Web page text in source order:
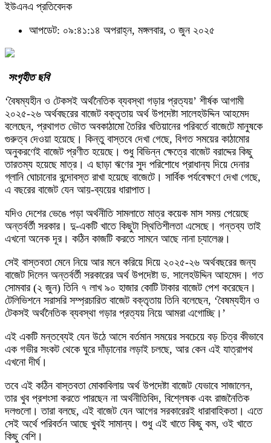
ইউএনএ প্রতিবেদক
আপডেট: ০৯:৪১:১৪ অপরাহ্ন, মঙ্গলবার, ৩ জুন ২০২৫
সংগৃহীত ছবি
‘বৈষম্যহীন ও টেকসই অর্থনৈতিক ব্যবস্থা গড়ার প্রত্যয়’ শীর্ষক আগামী
২০২৫-২৬ অর্থবছরের বাজেট বক্তৃতায় অর্থ উপদেষ্টা সালেহউদ্দিন আহমেদ
বলেছেন, প্রথাগত ভৌত অবকাঠামো তৈরির খতিয়ানের পরিবর্তে বাজেটে মানুষকে
গুরুত্ব দেওয়া হয়েছে। কিন্তু বাস্তবে দেখা গেছে, বিগত সময়ের কাঠামোর
অনুকরণেই বাজেট প্রণীত হয়েছে। শুধু বিভিন্ন ক্ষেত্রে বাজেট বরাদ্দের কিছু
তারতম্য হয়েছে মাত্র। এ ছাড়া ঋণের সুদ পরিশোধে প্রাধান্য দিয়ে দেনার
গ্লানি ঘোচানোর বন্দোবস্ত রাখা হয়েছে বাজেটে। সার্বিক পর্যবেক্ষণে দেখা গেছে,
এ বছরের বাজেট যেন আয়-ব্যয়ের ধারাপাত।
যদিও দেশের ভেঙে পড়া অর্থনীতি সামলাতে মাত্র কয়েক মাস সময় পেয়েছে
অন্তর্বর্তী সরকার। দু-একটি খাতে কিছুটা স্থিতিশীলতা এসেছে। গন্তব্য তাই
এখনো অনেক দূর। কঠিন কাজটি করতে সামনে আছে নানা চ্যালেঞ্জ।
সেই বাস্তবতা মেনে নিয়ে আর মনে করিয়ে দিয়ে ২০২৫-২৬ অর্থবছরের জন্য
বাজেট দিলেন অন্তর্বর্তী সরকারের অর্থ উপদেষ্টা ড. সালেহউদ্দিন আহমেদ। গত
সোমবার (২ জুন) তিনি ৭ লাখ ৯০ হাজার কোটি টাকার বাজেট পেশ করেছেন।
টেলিভিশনে সরাসরি সম্প্রচারিত বাজেট বক্তৃতায় তিনি বলেছেন, ‘বৈষম্যহীন ও
টেকসই অর্থনৈতিক ব্যবস্থা গড়ার প্রত্যয় নিয়ে আমরা এগোচ্ছি।’
এই একটি মন্তব্যেই যেন উঠে আসে বর্তমান সময়ের সবচেয়ে বড় চিত্র কীভাবে
এক গভীর সংকট থেকে ঘুরে দাঁড়ানোর লড়াই চলছে, আর কেন এই যাত্রাপথ
এখনো দীর্ঘ।
তবে এই কঠিন বাস্তবতা মোকাবিলায় অর্থ উপদেষ্টা বাজেট যেভাবে সাজালেন,
তার খুব প্রশংসা করতে পারছেন না অর্থনীতিবিদ, বিশ্লেষক এবং রাজনৈতিক
দলগুলো। তারা বলছে, এই বাজেট যেন আগের সরকারেরই ধারাবাহিকতা। এতে
সেই অর্থে পরিবর্তন আছে খুবই সামান্য। শুধু এই খাতে কিছু কম, ওই খাতে
কিছু বেশি।